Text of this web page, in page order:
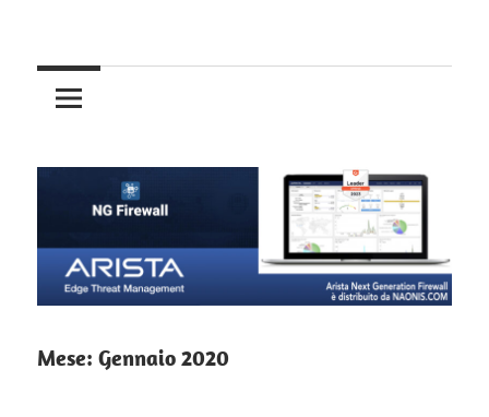
content
Arista
NG
Firewall
Untangle
Network.
Your
Mese: Gennaio 2020